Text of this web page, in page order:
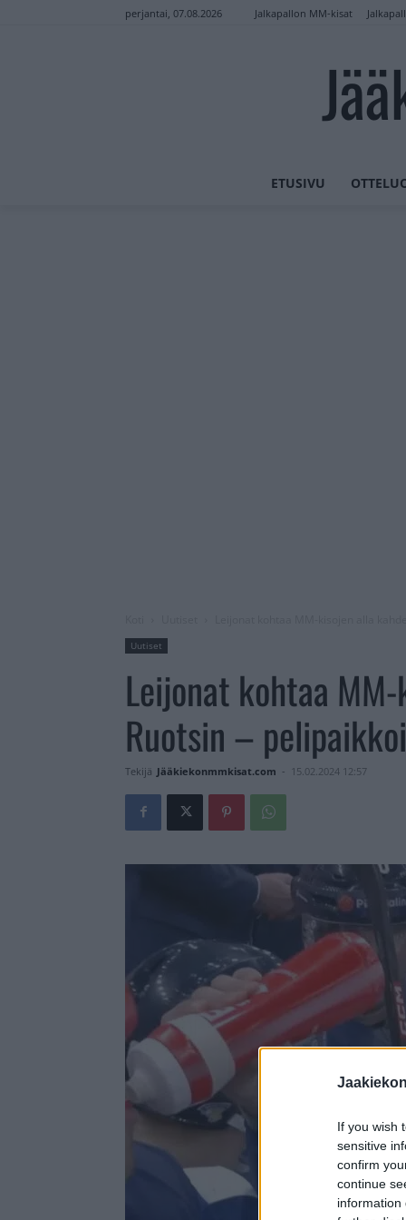
If you wish
sensitive
confirm
continue
information
perjantai, 07.08.2026 Jalkapallon MM-kisat
ETUSIVU
Uutiset
Leijonat kohtaa
Ruotsin –
Tekijä Jääkiekonmmkisat.com - 15.02.2024 12:57